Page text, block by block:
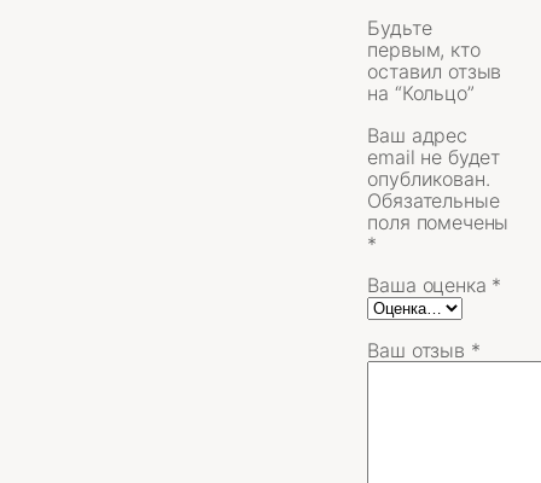
Будьте
первым, кто
оставил отзыв
на “Кольцо”
Ваш адрес
email не будет
опубликован.
Обязательные
поля помечены
*
Ваша оценка *
Ваш отзыв *